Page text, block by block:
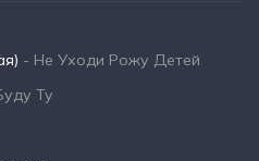
- Не Уходи Рожу Детей
Ту